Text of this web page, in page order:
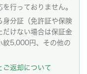
行っておりません。
分証（免許証や保険
だけない場合は保証金
紋5,000円、その他の
ご返却について